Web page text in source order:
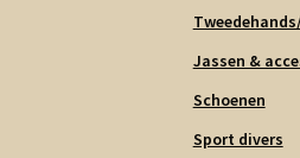
Jassen &
Schoenen
Sport divers